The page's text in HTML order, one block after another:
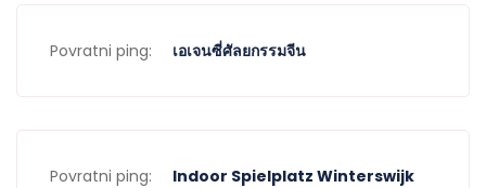
Povratni ping: เอเจนซี่ศัลยกรรมจีน
Povratni ping: Indoor Spielplatz Winterswijk